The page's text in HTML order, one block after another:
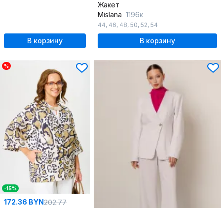
В корзину
Жакет
Mislana 1196к
44, 46, 48, 50, 52, 54
В корзину
%
-15%
172.36 BYN202.77